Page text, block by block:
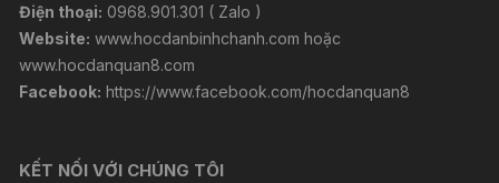
Điện thoại: 0968.901.301 ( Zalo )
Website: www.hocdanbinhchanh.com hoặc
www.hocdanquan8.com
Facebook: https://www.facebook.com/hocdanquan8
KẾT NỐI VỚI CHÚNG TÔI